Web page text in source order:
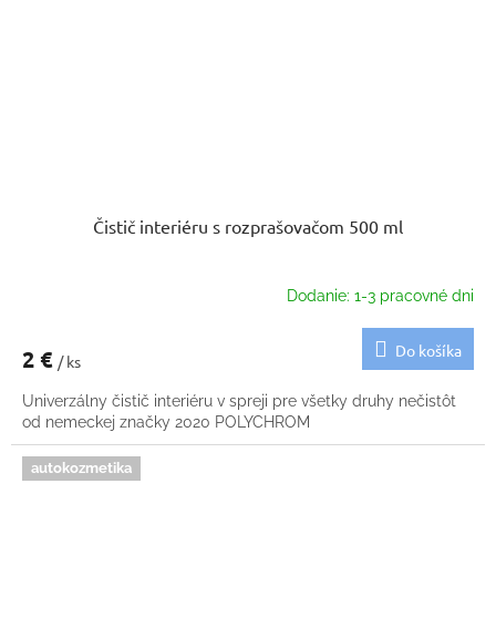
Čistič interiéru s rozprašovačom 500 ml
Dodanie: 1-3 pracovné dni
2 € / ks
Do košíka
Univerzálny čistič interiéru v spreji pre všetky druhy nečistôt
od nemeckej značky 2020 POLYCHROM
autokozmetika